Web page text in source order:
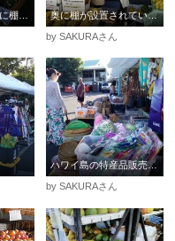
以前はテント小屋に棚が設置されていてボリューム感がありました
奥に棚が設置されていました パパイアは2～3個で5$以前の倍
by SAKURAさん
ハワイ島の特産品販売、お土産にお勧めです
by SAKURAさん